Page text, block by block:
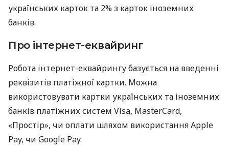
українських карток та 2% з карток іноземних
банків.
Про інтернет-еквайринг
Робота інтернет-еквайрингу базується на введенні
реквізитів платіжної картки. Можна
використовувати картки українських та іноземних
банків платіжних систем Visa, MasterCard,
«Простір», чи оплати шляхом використання Apple
Pay, чи Google Pay.